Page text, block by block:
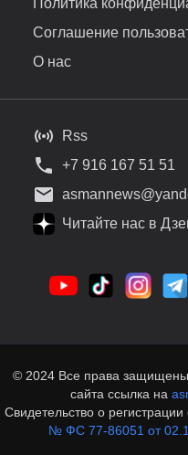
Политика
Соглашение
О нас
Rss
+7 916 167 51 51
Читайте нас в
© 2024 Все права
сайта ссылка на
Свидетельство о
№ ФС 77-86051 от